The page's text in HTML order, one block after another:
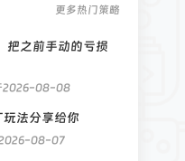
更多热门策略
把之前手动的亏损
2026-08-08
法分享给你
2026-08-07